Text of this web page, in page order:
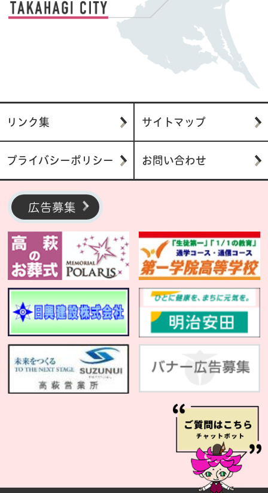
リンク集 サイトマップ
プライバシーポリシー お問い合わせ
広告募集